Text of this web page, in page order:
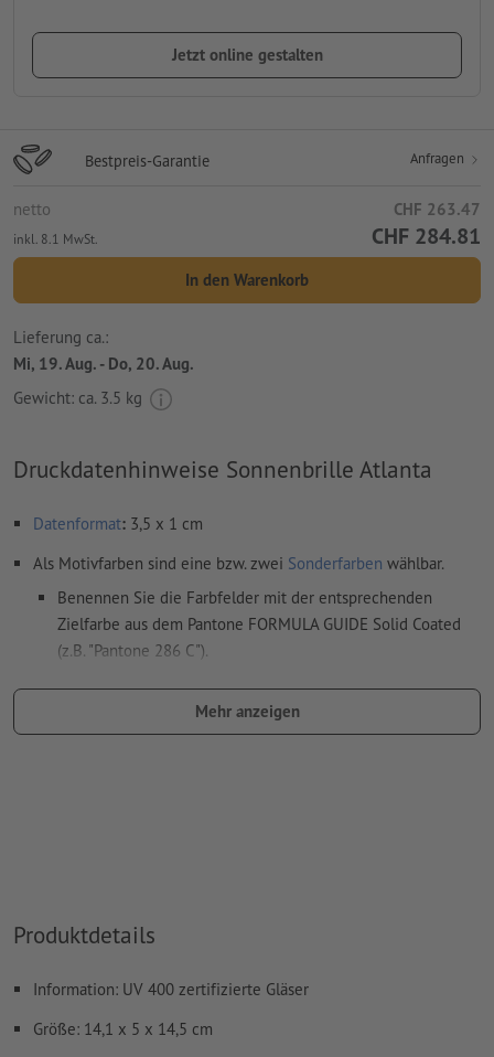
Jetzt online gestalten
Bestpreis-Garantie Anfragen
netto CHF 263.47
inkl. 8.1 MwSt. CHF 284.81
In den Warenkorb
Lieferung ca.:
Mi, 19. Aug. - Do, 20. Aug.
Gewicht: ca. 3.5 kg
Druckdatenhinweise Sonnenbrille Atlanta
Datenformat: 3,5 x 1 cm
Als Motivfarben sind eine bzw. zwei Sonderfarben wählbar.
Benennen Sie die Farbfelder mit der entsprechenden
Zielfarbe aus dem Pantone FORMULA GUIDE Solid Coated
(z.B. "Pantone 286 C").
Es sind keine Metallic- und Neonfarben möglich.
Gold (Pantone 871 C) und Silber (Pantone 877 C) sind als
in unserem Hilfecenter.
Rechtschreib- und Satzfehler
Mehr anzeigen
Produktdetails
Information: UV 400 zertifizierte Gläser
Größe: 14,1 x 5 x 14,5 cm